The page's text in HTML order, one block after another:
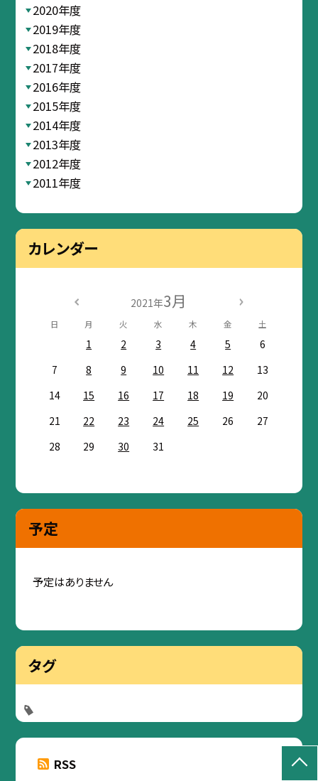
2020年度
2019年度
2018年度
2017年度
2016年度
2015年度
2014年度
2013年度
2012年度
2011年度
カレンダー
2021年3月
日 月 火 水 木 金 土
1 2 3 4 5
6
7
8 9 10 11 12
13
14
15 16 17 18 19
20
21
22 23 24 25 26
27
28
29 30 31
予定
予定はありません
タグ
RSS